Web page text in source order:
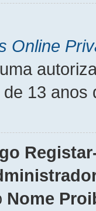
Online
13 anos
Nome